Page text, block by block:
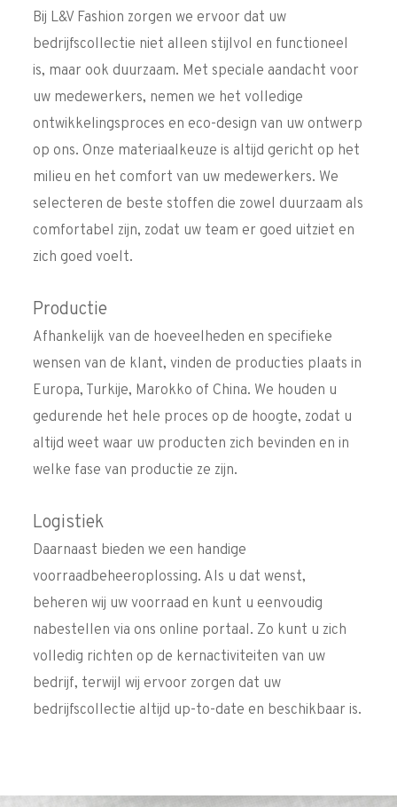
Bij L&V Fashion zorgen we ervoor dat uw
bedrijfscollectie niet alleen stijlvol en functioneel
is, maar ook duurzaam. Met speciale aandacht voor
uw medewerkers, nemen we het volledige
ontwikkelingsproces en eco-design van uw ontwerp
op ons. Onze materiaalkeuze is altijd gericht op het
milieu en het comfort van uw medewerkers. We
selecteren de beste stoffen die zowel duurzaam als
comfortabel zijn, zodat uw team er goed uitziet en
zich goed voelt.
Productie
Afhankelijk van de hoeveelheden en specifieke
wensen van de klant, vinden de producties plaats in
Europa, Turkije, Marokko of China. We houden u
gedurende het hele proces op de hoogte, zodat u
altijd weet waar uw producten zich bevinden en in
welke fase van productie ze zijn.
Logistiek
Daarnaast bieden we een handige
voorraadbeheeroplossing. Als u dat wenst,
beheren wij uw voorraad en kunt u eenvoudig
nabestellen via ons online portaal. Zo kunt u zich
volledig richten op de kernactiviteiten van uw
bedrijf, terwijl wij ervoor zorgen dat uw
bedrijfscollectie altijd up-to-date en beschikbaar is.